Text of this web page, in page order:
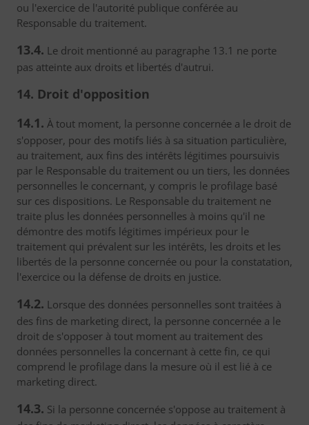
ou l'exercice de l'autorité publique conférée au
Responsable du traitement.
13.4. Le droit mentionné au paragraphe 13.1 ne porte
pas atteinte aux droits et libertés d'autrui.
14. Droit d'opposition
14.1. À tout moment, la personne concernée a le droit de
s'opposer, pour des motifs liés à sa situation particulière,
au traitement, aux fins des intérêts légitimes poursuivis
par le Responsable du traitement ou un tiers, les données
personnelles le concernant, y compris le profilage basé
sur ces dispositions. Le Responsable du traitement ne
traite plus les données personnelles à moins qu'il ne
démontre des motifs légitimes impérieux pour le
traitement qui prévalent sur les intérêts, les droits et les
libertés de la personne concernée ou pour la constatation,
l'exercice ou la défense de droits en justice.
14.2. Lorsque des données personnelles sont traitées à
des fins de marketing direct, la personne concernée a le
droit de s'opposer à tout moment au traitement des
données personnelles la concernant à cette fin, ce qui
comprend le profilage dans la mesure où il est lié à ce
marketing direct.
14.3. Si la personne concernée s'oppose au traitement à